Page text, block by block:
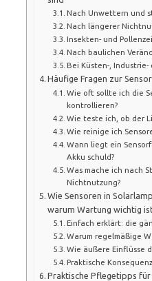
Nach Unwettern und
Nach längerer
Insekten- und
Nach baulichen
Bei Küsten-,
Häufige Fragen zur
Wie oft sollte ich die
kontrollieren?
Wie teste ich, ob der
Wie reinige ich
Wann liegt ein
Akku schuld?
Was mache ich nach
Nichtnutzung?
Wie Sensoren in
warum Wartung wichtig
Einfach erklärt: die
Warum regelmäßige
Wie äußere Einflüsse
Praktische Konsequenz
Praktische Pflegetipps